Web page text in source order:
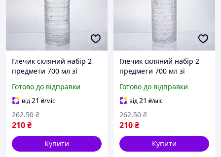
Глечик скляний набір 2
предмети 700 мл зі
води соку компоту
глечики для декору з
кришкою Великий
Готово до відправки
від21 ₴/міс
210₴
262.50 ₴
Купити
Глечик скляний набір 2
предмети 700 мл зі
компоту води глечики для
декору гарний глек з
кришкою напоїв
Готово до відправки
від21 ₴/міс
210₴
262.50 ₴
Купити